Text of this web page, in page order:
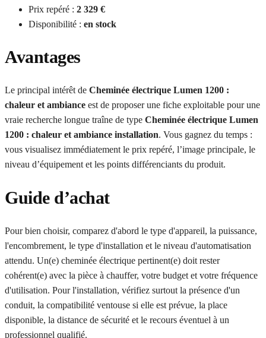
Prix repéré : 2 329 €
Disponibilité : en stock
Avantages
Le principal intérêt de Cheminée électrique Lumen 1200 :
chaleur et ambiance est de proposer une fiche exploitable pour une
vraie recherche longue traîne de type Cheminée électrique Lumen
1200 : chaleur et ambiance installation. Vous gagnez du temps :
vous visualisez immédiatement le prix repéré, l’image principale, le
niveau d’équipement et les points différenciants du produit.
Guide d’achat
Pour bien choisir, comparez d'abord le type d'appareil, la puissance,
l'encombrement, le type d'installation et le niveau d'automatisation
attendu. Un(e) cheminée électrique pertinent(e) doit rester
cohérent(e) avec la pièce à chauffer, votre budget et votre fréquence
d'utilisation. Pour l'installation, vérifiez surtout la présence d'un
conduit, la compatibilité ventouse si elle est prévue, la place
disponible, la distance de sécurité et le recours éventuel à un
professionnel qualifié.